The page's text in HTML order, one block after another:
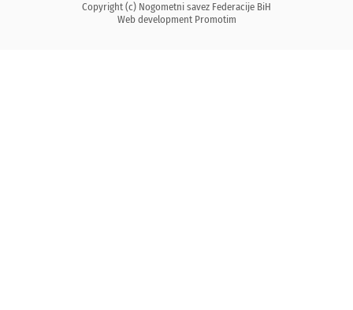
Copyright (c) Nogometni savez Federacije BiH
Web development Promotim